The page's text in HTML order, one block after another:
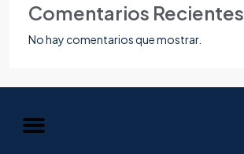
Comentarios Recientes
No hay comentarios que mostrar.